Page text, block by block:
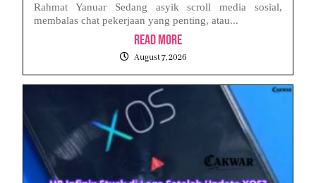
Rahmat Yanuar Sedang asyik scroll media sosial,
membalas chat pekerjaan yang penting, atau...
Read More
August 7, 2026